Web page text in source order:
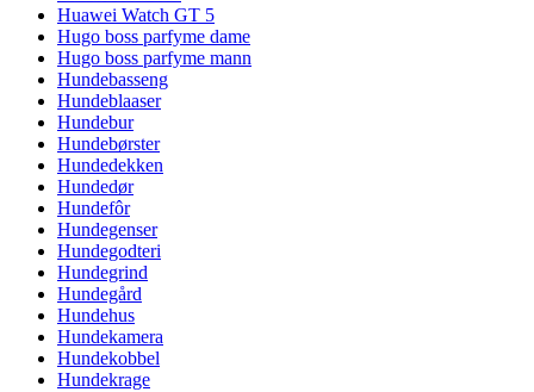
Huawei Watch GT 5
Hugo boss parfyme dame
Hugo boss parfyme mann
Hundebasseng
Hundeblaaser
Hundebur
Hundebørster
Hundedekken
Hundedør
Hundefôr
Hundegenser
Hundegodteri
Hundegrind
Hundegård
Hundehus
Hundekamera
Hundekobbel
Hundekrage